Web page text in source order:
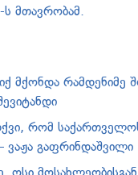
ს მთავრობამ.
მქონდა
რომ
ვაჟა გაფრინდაშვილი